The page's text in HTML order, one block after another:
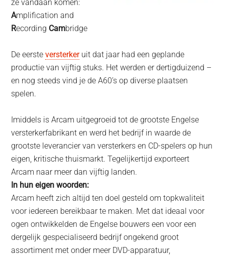
ze vandaan komen:
Amplification and
Recording Cambridge
De eersteversterkeruit dat jaar had een geplande
productie van vijftig stuks. Het werden er dertigduizend –
en nog steeds vind je de A60’s op diverse plaatsen
spelen.
Imiddels is Arcam uitgegroeid tot de grootste Engelse
versterkerfabrikant en werd het bedrijf in waarde de
grootste leverancier van versterkers en CD-spelers op hun
eigen, kritische thuismarkt. Tegelijkertijd exporteert
Arcam naar meer dan vijftig landen.
In hun eigen woorden:
Arcam heeft zich altijd ten doel gesteld om topkwaliteit
voor iedereen bereikbaar te maken. Met dat ideaal voor
ogen ontwikkelden de Engelse bouwers een voor een
dergelijk gespecialiseerd bedrijf ongekend groot
assortiment met onder meer DVD-apparatuur,